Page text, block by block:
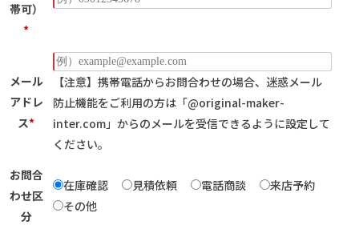
帯可）
*
メール
アドレ
ス*
【注意】携帯電話からお問合わせの場合、迷惑メール
防止機能をご利用の方は 「@original-maker-
inter.com」からのメールを受信できるように設定して
ください。
お問合
わせ区
分
在庫確認 見積依頼 電話商談
来店予約
その他